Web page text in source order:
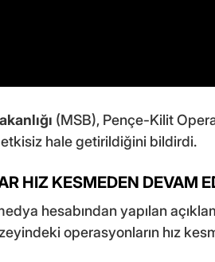
(MSB), Pençe-Kilit
hale getirildiğini bildirdi.
HIZ KESMEDEN DEVAM
hesabından yapılan
operasyonların hız